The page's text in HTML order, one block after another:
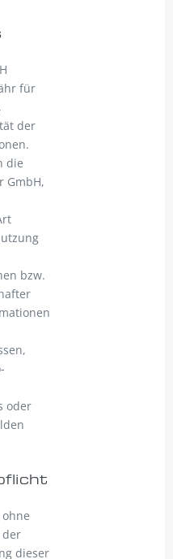
für
der
die
GmbH,
bzw.
oder
der
dieser